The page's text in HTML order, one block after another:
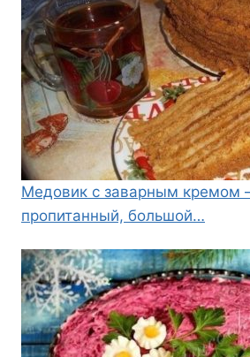
Медовик с заварным
пропитанный, большой…